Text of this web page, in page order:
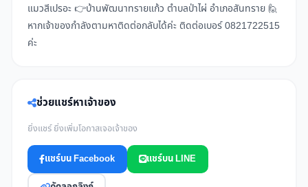
แมวสีเปรอะ 👉บ้านพัฒนาทรายแก้ว ตำบลป่าไผ่ อำเภอสันทราย 🙋
หากเจ้าของกำลังตามหาติดต่อกลับได้ค่ะ ติดต่อเบอร์ 0821722515
ค่ะ
ช่วยแชร์หาเจ้าของ
ยิ่งแชร์ ยิ่งเพิ่มโอกาสเจอเจ้าของ
แชร์บน Facebook แชร์บน LINE